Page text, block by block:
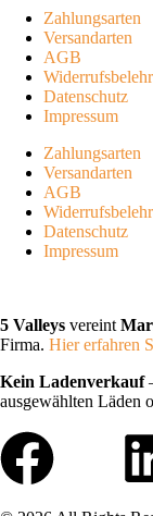
Zahlungsarten
Versandarten
AGB
Datenschutz
Impressum
Zahlungsarten
Versandarten
AGB
Datenschutz
Impressum
5 Valleys vereint
Firma. Hier erfahren
Kein Ladenverkauf
ausgewählten Läden